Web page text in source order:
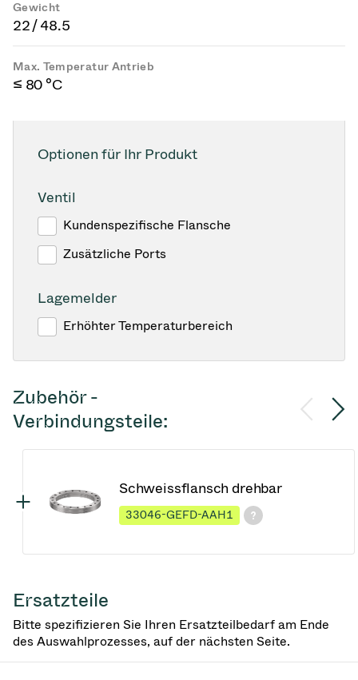
Gewicht
22 / 48.5
Max. Temperatur Antrieb
≤ 80 °C
Optionen für Ihr Produkt
Ventil
Kundenspezifische Flansche
Zusätzliche Ports
Lagemelder
Erhöhter Temperaturbereich
Zubehör -
Verbindungsteile:
Schweissflansch drehbar
33046-GEFD-AAH1
Ersatzteile
Bitte spezifizieren Sie Ihren Ersatzteilbedarf am Ende
des Auswahlprozesses, auf der nächsten Seite.